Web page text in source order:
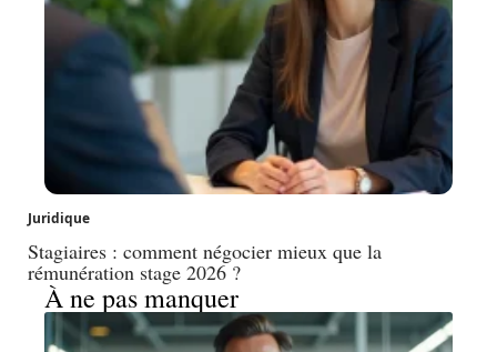
Juridique
Stagiaires : comment négocier mieux que la
rémunération stage 2026 ?
À ne pas manquer